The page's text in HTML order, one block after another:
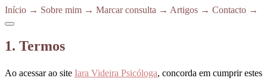
Início → Sobre mim → Marcar consulta → Artigos → Contacto →
1. Termos
Ao acessar ao site Iara Videira Psicóloga, concorda em cumprir estes